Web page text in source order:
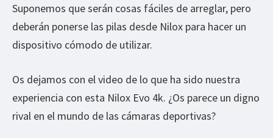
Suponemos que serán cosas fáciles de arreglar, pero
deberán ponerse las pilas desde Nilox para hacer un
dispositivo cómodo de utilizar.
Os dejamos con el video de lo que ha sido nuestra
experiencia con esta Nilox Evo 4k. ¿Os parece un digno
rival en el mundo de las cámaras deportivas?